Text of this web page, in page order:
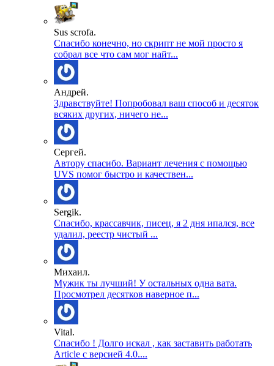
Sus scrofa.
Спасибо конечно, но скрипт не мой просто я
собрал все что сам мог найт...
Андрей.
Здравствуйте! Попробовал ваш способ и десяток
всяких других, ничего не...
Сергей.
Автору спасибо. Вариант лечения с помощью
UVS помог быстро и качествен...
Sergik.
Спасибо, крассавчик, писец, я 2 дня ипался, все
удалил, реестр чистый ...
Михаил.
Мужик ты лучший! У остальных одна вата.
Просмотрел десятков наверное п...
Vital.
Спасибо ! Долго искал , как заставить работать
Article с версией 4.0....